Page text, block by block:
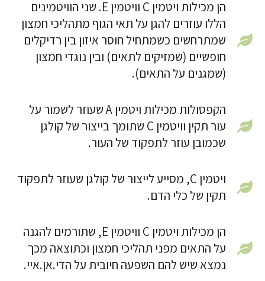
הן מכילות ויטמין C וויטמין E. שני הוויטמינים
הללו עוזרים להגן על תאי הגוף מתהליכי חמצון
שמתרחשים כשמתחיל חוסר איזון בין רדיקלים
חופשיים (שמזיקים לתאים) ובין נוגדי חמצון
(שמגנים על התאים).
הקפסולות מכילות ויטמין A שעוזר לשמור על
עור תקין וויטמין C שתומך בייצור של קולגן
שכמובן עוזר לתפקוד של העור.
ויטמין C, מסייע לייצור של קולגן שעוזר לתפקוד
תקין של כלי הדם.
הן מכילות ויטמין C וויטמין E, שתורמים להגנה
על התאים מפני תהליכי חמצון וכתוצאה מכך
נמצא שיש להם השפעה חיובית על הדי.אן.איי.